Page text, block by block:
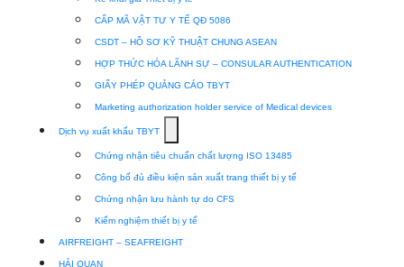
CẤP MÃ VẬT TƯ Y TẾ QĐ 5086
CSDT – HỒ SƠ KỸ THUẬT CHUNG ASEAN
HỢP THỨC HÓA LÃNH SỰ – CONSULAR AUTHENTICATION
GIẤY PHÉP QUẢNG CÁO TBYT
Marketing authorization holder service of Medical devices
Dịch vụ xuất khẩu TBYT
submenu
for
Dịch
vụ
xuất
Chứng nhận tiêu chuẩn chất lượng ISO 13485
Công bố đủ điều kiện sản xuất trang thiết bị y tế
Chứng nhận lưu hành tự do CFS
Kiểm nghiệm thiết bị y tế
AIRFREIGHT – SEAFREIGHT
HẢI QUAN